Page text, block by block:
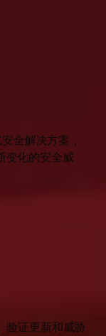
全解决方案，
变化的安全威
验证更新和威胁